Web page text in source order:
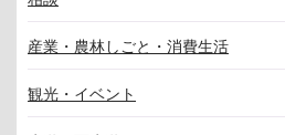
産業・農林しごと・消費生活
観光・イベント